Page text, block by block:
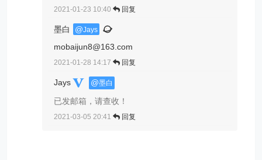
2021-01-23 10:40 回复
墨白 @Jays
mobaijun8@163.com
2021-01-28 14:17 回复
Jays @墨白
已发邮箱，请查收！
2021-03-05 20:41 回复